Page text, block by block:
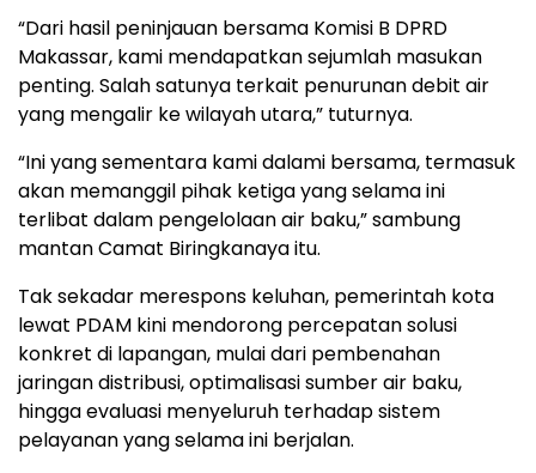
“Dari hasil peninjauan bersama Komisi B DPRD
Makassar, kami mendapatkan sejumlah masukan
penting. Salah satunya terkait penurunan debit air
yang mengalir ke wilayah utara,” tuturnya.
“Ini yang sementara kami dalami bersama, termasuk
akan memanggil pihak ketiga yang selama ini
terlibat dalam pengelolaan air baku,” sambung
mantan Camat Biringkanaya itu.
Tak sekadar merespons keluhan, pemerintah kota
lewat PDAM kini mendorong percepatan solusi
konkret di lapangan, mulai dari pembenahan
jaringan distribusi, optimalisasi sumber air baku,
hingga evaluasi menyeluruh terhadap sistem
pelayanan yang selama ini berjalan.